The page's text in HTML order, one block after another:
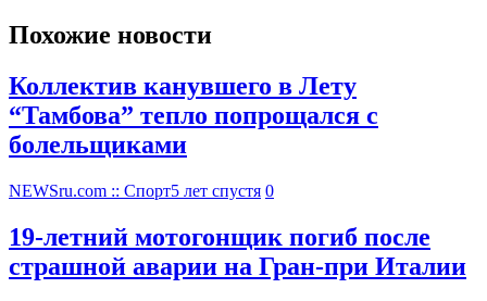
Похожие новости
Коллектив канувшего в Лету
“Тамбова” тепло попрощался с
болельщиками
NEWSru.com :: Спорт5 лет спустя 0
19-летний мотогонщик погиб после
страшной аварии на Гран-при Италии